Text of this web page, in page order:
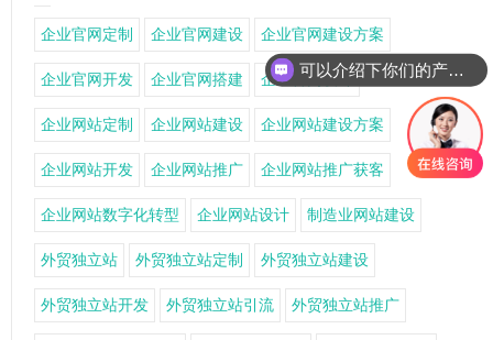
企业官网定制 企业官网建设 企业官网建设方案
企业官网开发 企业官网搭建 企业官网设计
企业网站定制 企业网站建设 企业网站建设方案
企业网站开发 企业网站推广 企业网站推广获客
企业网站数字化转型 企业网站设计 制造业网站建设
外贸独立站 外贸独立站定制 外贸独立站建设
外贸独立站开发 外贸独立站引流 外贸独立站推广
可以介绍下你们的产品么